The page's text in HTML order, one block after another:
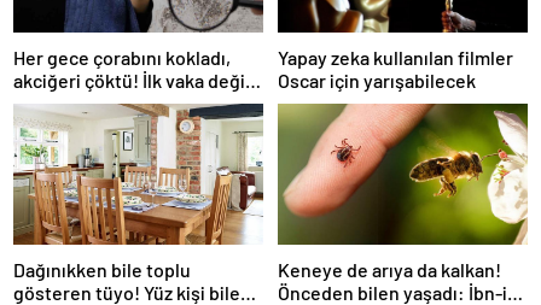
Her gece çorabını kokladı,
akciğeri çöktü! İlk vaka değil:
‘Klozet yanında masum kalır’
Yapay zeka kullanılan filmler
Oscar için yarışabilecek
Dağınıkken bile toplu
gösteren tüyo! Yüz kişi bile
Keneye de arıya da kalkan!
Önceden bilen yaşadı: İbn-i